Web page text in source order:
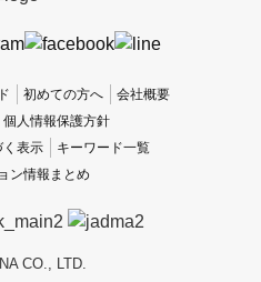
初めての方へ
会社概要
個人情報保護方針
く表示
キーワード一覧
ン情報まとめ
CO., LTD.